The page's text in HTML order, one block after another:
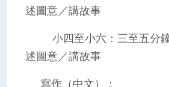
述圖意／講故事
小四至小六：三至五分鐘
述圖意／講故事
寫作（中文）：